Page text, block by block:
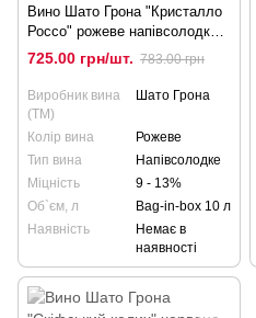
Вино Шато Грона "Кристалло
Россо" рожеве напівсолодке,
10л
725.00 грн/шт. 783.00 грн
Виробник вина
(ТМ)
Шато Грона
Колір вина
Рожеве
Тип вина
Напівсолодке
Міцність
9 - 13%
Об`єм, л
Bag-in-box 10 л
Наявність
Немає в
наявності